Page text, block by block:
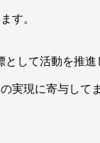
す。
して活動を推進
実現に寄与して